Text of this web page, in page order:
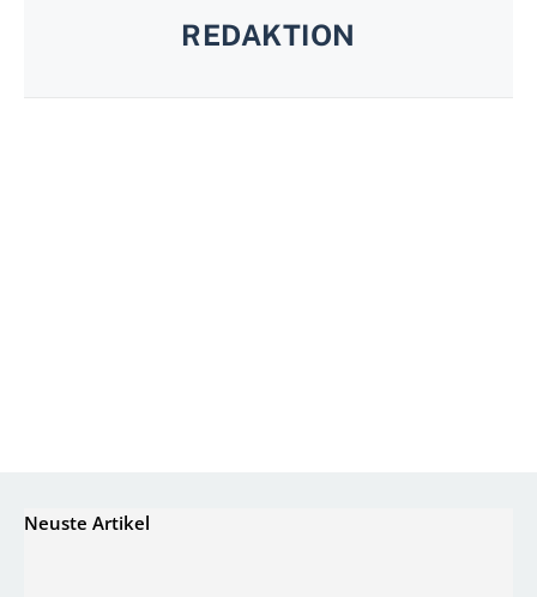
REDAKTION
Neuste Artikel